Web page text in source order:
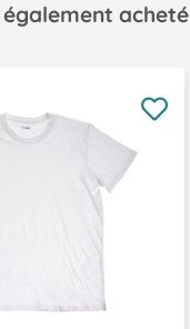
acheté
produits